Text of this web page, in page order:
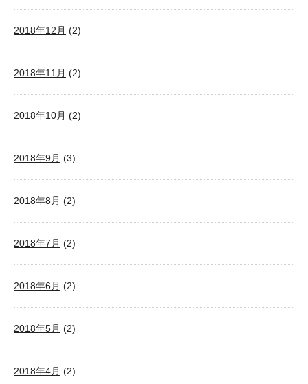
2018年12月 (2)
2018年11月 (2)
2018年10月 (2)
2018年9月 (3)
2018年8月 (2)
2018年7月 (2)
2018年6月 (2)
2018年5月 (2)
2018年4月 (2)